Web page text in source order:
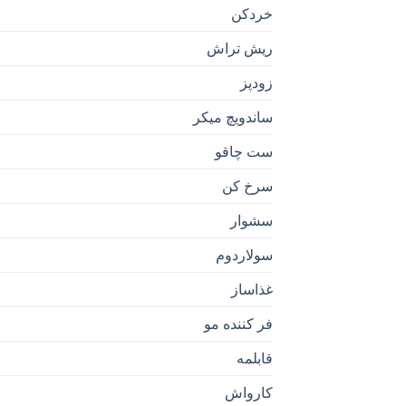
خردکن
ریش تراش
زودپز
ساندویچ میکر
ست چاقو
سرخ کن
سشوار
سولاردوم
غذاساز
فر کننده مو
قابلمه
کارواش